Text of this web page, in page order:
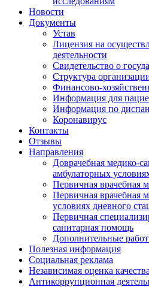
Новости
Документы
Устав
Лицензия на
деятельности
Свидетельство о
Структура
Финансово-
Информация для
Информация по
Коронавирус
Контакты
Отзывы
Направления
Доврачебная медико-
амбулаторных
Первичная врачебная
Первичная врачебная
условиях дневного
Первичная
санитарная помощь
Дополнительные
Полезная информация
Социальная реклама
Независимая оценка качества
Антикоррупционная